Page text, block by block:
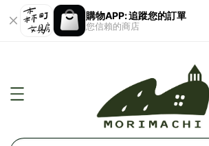
購物APP: 追蹤您的訂單
您信賴的商店